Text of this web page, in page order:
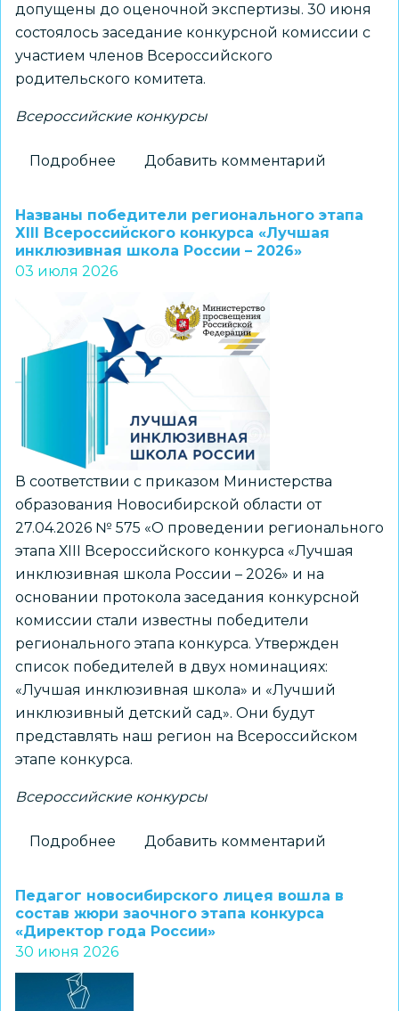
допущены до оценочной экспертизы. 30 июня
состоялось заседание конкурсной комиссии с
участием членов Всероссийского
родительского комитета.
Всероссийские конкурсы
Подробнее
вошла
в
число
победителей
конкурса
инициатив
родительских
сообществ
Добавить комментарий
Названы победители регионального этапа
ХIII Всероссийского конкурса «Лучшая
инклюзивная школа России – 2026»
03 июля 2026
В соответствии с приказом Министерства
образования Новосибирской области от
27.04.2026 № 575 «О проведении регионального
этапа ХIII Всероссийского конкурса «Лучшая
инклюзивная школа России – 2026» и на
основании протокола заседания конкурсной
комиссии стали известны победители
регионального этапа конкурса. Утвержден
список победителей в двух номинациях:
«Лучшая инклюзивная школа» и «Лучший
инклюзивный детский сад». Они будут
представлять наш регион на Всероссийском
этапе конкурса.
Всероссийские конкурсы
Подробнее
победители
регионального
этапа
ХIII
Добавить комментарий
Педагог новосибирского лицея вошла в
состав жюри заочного этапа конкурса
«Директор года России»
30 июня 2026